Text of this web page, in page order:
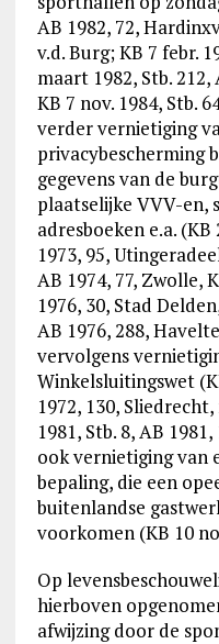
AB 1982, 72,
v.d. Burg; KB 7 febr.
maart 1982, Stb.
KB 7 nov. 1984, Stb.
verder vernietiging
privacybescherming
gegevens van de
plaatselijke VVV-en,
adresboeken e.a. (KB
1973, 95,
AB 1974, 77, Zwolle,
1976, 30, Stad
AB 1976, 288,
vervolgens
Winkelsluitingswet
1972, 130,
1981, Stb. 8, AB
ook vernietiging van
bepaling, die een
buitenlandse
voorkomen (KB 10
Op
hierboven
afwijzing door de